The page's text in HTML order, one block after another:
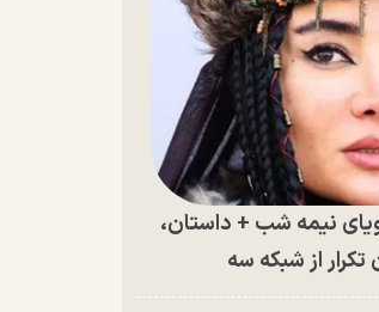
نیمه شب + داستان،
از شبکه سه